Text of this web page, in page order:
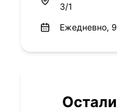
3/1
Ежедневно,